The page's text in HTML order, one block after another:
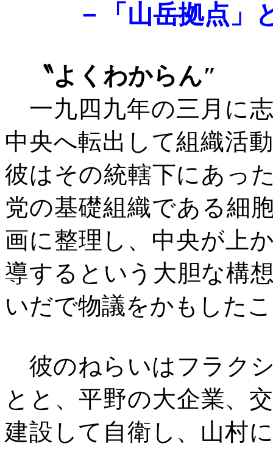
－「山岳拠点」
〝よくわからん″
一九四九年の三月に
中央へ転出して組織活
彼はその統轄下にあっ
党の基礎組織である細
画に整理し、中央が上
導するという大胆な構
いだで物議をかもした
彼のねらいはフラク
とと、平野の大企業、
建設して自衛し、山村